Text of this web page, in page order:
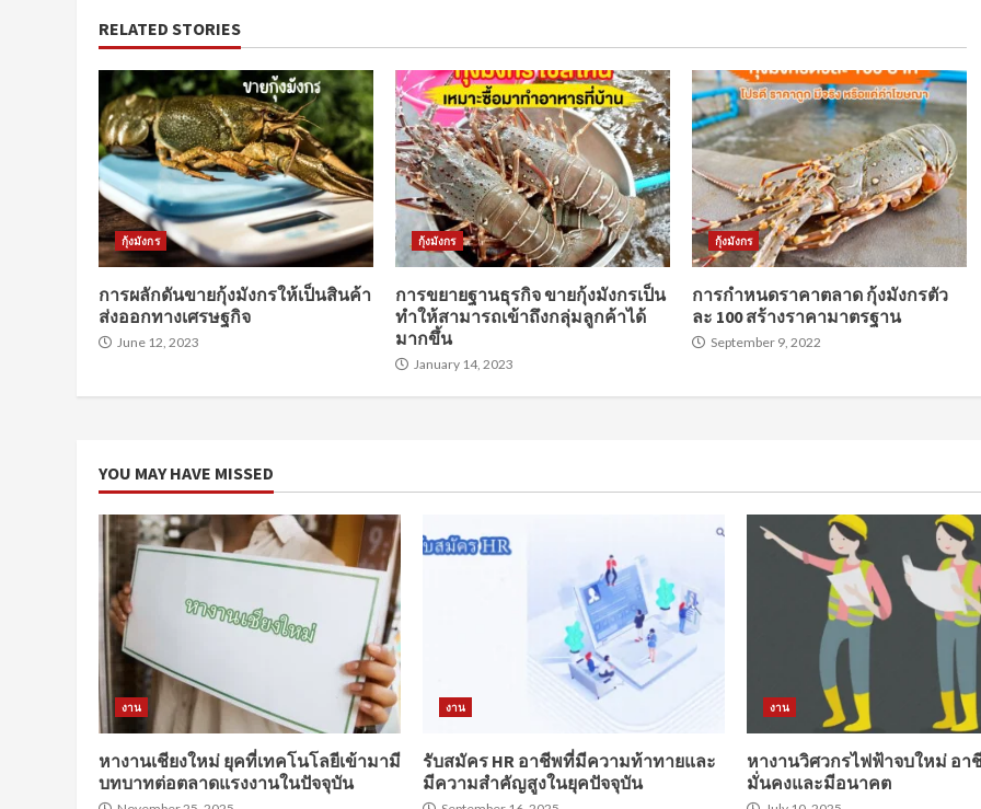
RELATED STORIES
กุ้งมังกร
การผลักดันขายกุ้งมังกรให้เป็นสินค้า
ส่งออกทางเศรษฐกิจ
June 12, 2023
กุ้งมังกร
การขยายฐานธุรกิจ ขายกุ้งมังกรเป็น
ทำให้สามารถเข้าถึงกลุ่มลูกค้าได้
มากขึ้น
January 14, 2023
กุ้งมังกร
การกำหนดราคาตลาด กุ้งมังกรตัว
ละ 100 สร้างราคามาตรฐาน
September 9, 2022
YOU MAY HAVE MISSED
งาน
หางานเชียงใหม่ ยุคที่เทคโนโลยีเข้ามามี
บทบาทต่อตลาดแรงงานในปัจจุบัน
งาน
รับสมัคร HR อาชีพที่มีความท้าทายและ
มีความสำคัญสูงในยุคปัจจุบัน
งาน
หางานวิศวกรไฟฟ้าจบใหม่ อา
มั่นคงและมีอนาคต